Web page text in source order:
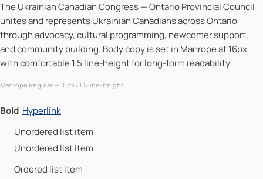
The Ukrainian Canadian Congress — Ontario Provincial Council
unites and represents Ukrainian Canadians across Ontario
through advocacy, cultural programming, newcomer support,
and community building. Body copy is set in Manrope at 16px
with comfortable 1.5 line-height for long-form readability.
Manrope Regular — 16px / 1.5 line-height
Bold Hyperlink
Unordered list item
Unordered list item
Ordered list item